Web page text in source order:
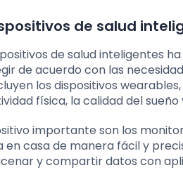
de salud
de salud inteligentes
de acuerdo con las
los dispositivos
física, la calidad del
importante son los
en casa de manera fácil y
y compartir datos con